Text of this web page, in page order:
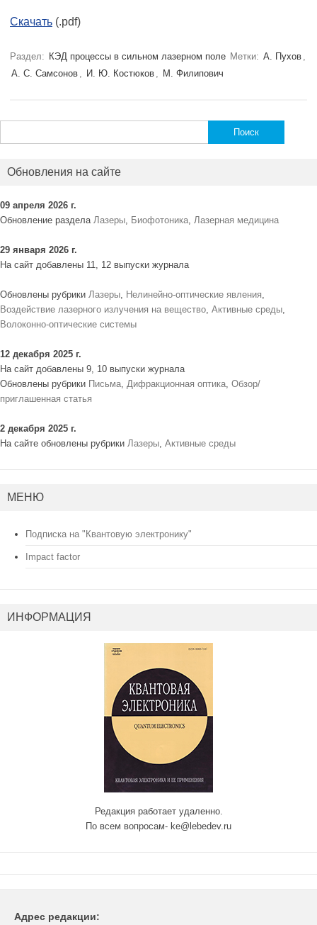
Скачать (.pdf)
Раздел: КЭД процессы в сильном лазерном поле Метки: А. Пухов ,
А. С. Самсонов , И. Ю. Костюков , М. Филипович
Обновления на сайте
09 апреля 2026 г.
Обновление раздела Лазеры, Биофотоника, Лазерная медицина
29 января 2026 г.
На сайт добавлены 11, 12 выпуски журнала
Обновлены рубрики Лазеры, Нелинейно-оптические явления,
Воздействие лазерного излучения на вещество, Активные среды,
Волоконно-оптические системы
12 декабря 2025 г.
На сайт добавлены 9, 10 выпуски журнала
Обновлены рубрики Письма, Дифракционная оптика, Обзор/
приглашенная статья
2 декабря 2025 г.
На сайте обновлены рубрики Лазеры, Активные среды
МЕНЮ
Подписка на "Квантовую электронику"
Impact factor
ИНФОРМАЦИЯ
Редакция работает удаленно.
По всем вопросам- ke@lebedev.ru
Адрес редакции: